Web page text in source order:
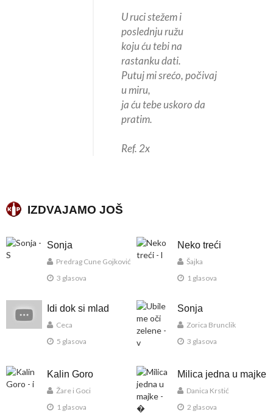
U ruci stežem i
poslednju ružu
koju ću tebi na
rastanku dati.
Putuj mi srećo, počivaj
u miru,
ja ću tebe uskoro da
pratim.
Ref. 2x
IZDVAJAMO JOŠ
Sonja
Predrag Cune Gojković
3 glasova
Neko treći
Šajka
1 glasova
Idi dok si mlad
Ceca
5 glasova
Sonja
Zorica Brunclik
3 glasova
Kalin Goro
Žare i Goci
1 glasova
Milica jedna u majke
Danica Krstić
2 glasova